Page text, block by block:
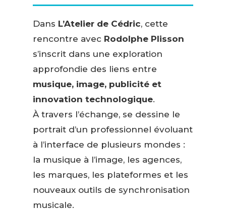
Dans L’Atelier de Cédric, cette
rencontre avec Rodolphe Plisson
s’inscrit dans une exploration
approfondie des liens entre
musique, image, publicité et
innovation technologique.
À travers l’échange, se dessine le
portrait d’un professionnel évoluant
à l’interface de plusieurs mondes :
la musique à l’image, les agences,
les marques, les plateformes et les
nouveaux outils de synchronisation
musicale.